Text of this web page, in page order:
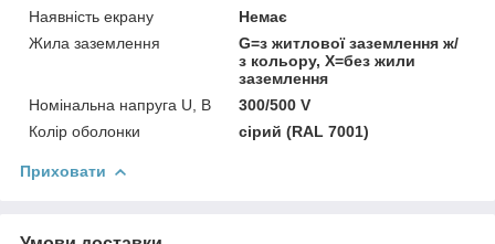
Наявність екрану
Немає
Жила заземлення
G=з житлової заземлення ж/
з кольору, Х=без жили
заземлення
Номінальна напруга U, В
300/500 V
Колір оболонки
сірий (RAL 7001)
Приховати